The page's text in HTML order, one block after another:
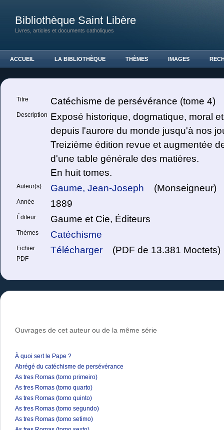
Bibliothèque Saint Libère
Livres, articles et documents catholiques
ACCUEIL LA BIBLIOTHÈQUE THÈMES IMAGES
Titre Catéchisme de persévérance (tome 4)
Description Exposé historique, dogmatique, moral
depuis l'aurore du monde jusqu'à nos
Treizième édition revue et augmentée
d'une table générale des matières.
En huit tomes.
Auteur(s) Gaume, Jean-Joseph (Monseigneur)
Année 1889
Éditeur Gaume et Cie, Éditeurs
Thèmes Catéchisme
Fichier
PDF
Télécharger (PDF de 13.381 Moctets)
Ouvrages de cet auteur ou de la même série
À quoi sert le Pape ?
Abrégé du catéchisme de persévérance
As tres Romas (tomo primeiro)
As tres Romas (tomo quarto)
As tres Romas (tomo quinto)
As tres Romas (tomo segundo)
As tres Romas (tomo setimo)